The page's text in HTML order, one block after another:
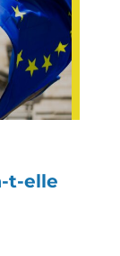
t-elle